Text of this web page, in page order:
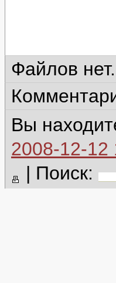
Файлов
Вы
2008-12-12
| Поиск: